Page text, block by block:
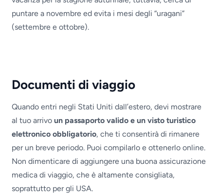
puntare a novembre ed evita i mesi degli “uragani”
(settembre e ottobre).
Documenti di viaggio
Quando entri negli Stati Uniti dall’estero, devi mostrare
al tuo arrivo un passaporto valido e un visto turistico
elettronico obbligatorio, che ti consentirà di rimanere
per un breve periodo. Puoi compilarlo e ottenerlo online.
Non dimenticare di aggiungere una buona assicurazione
medica di viaggio, che è altamente consigliata,
soprattutto per gli USA.